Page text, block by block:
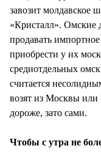
завозит молдавское
«Кристалл». Омские
продавать
приобрести у их
средиотдельных
считается
возят из Москвы или
дороже, зато сами.
Чтобы с утра не